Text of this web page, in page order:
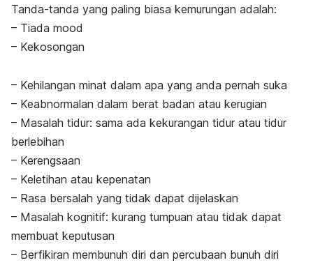
Tanda-tanda yang paling biasa kemurungan adalah:
– Tiada mood
– Kekosongan
– Kehilangan minat dalam apa yang anda pernah suka
– Keabnormalan dalam berat badan atau kerugian
– Masalah tidur: sama ada kekurangan tidur atau tidur
berlebihan
– Kerengsaan
– Keletihan atau kepenatan
– Rasa bersalah yang tidak dapat dijelaskan
– Masalah kognitif: kurang tumpuan atau tidak dapat
membuat keputusan
– Berfikiran membunuh diri dan percubaan bunuh diri